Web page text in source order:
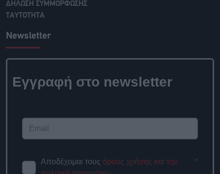
ΔΗΛΩΣΗ ΣΥΜΜΟΡΦΩΣΗΣ
ΤΑΥΤΟΤΗΤΑ
Newsletter
Εγγραφή στο newsletter
Αποδέχομαι τους όρους χρήσης και την
*